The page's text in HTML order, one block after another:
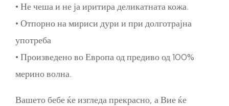
• Не чеша и не ја иритира деликатната кожа.
• Отпорно на мириси дури и при долготрајна
употреба
• Произведено во Европа од предиво од 100%
мерино волна.
Вашето бебе ќе изгледа прекрасно, а Вие ќе